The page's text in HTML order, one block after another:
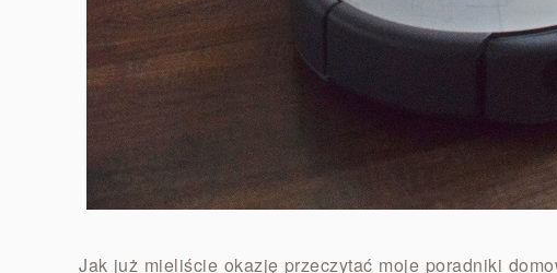
Jak już mieliście okazję przeczytać moje poradniki